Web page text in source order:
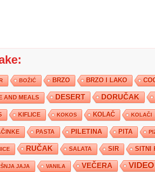
BOŽIĆ BRZO BRZO I LAKO
AND MEALS DESERT DORUČAK
KIFLICE KOKOS KOLAČ KOLAČI
PASTA PILETINA PITA
RUČAK SALATA SIR SITNI
JAJA VANILA VEČERA VIDEO